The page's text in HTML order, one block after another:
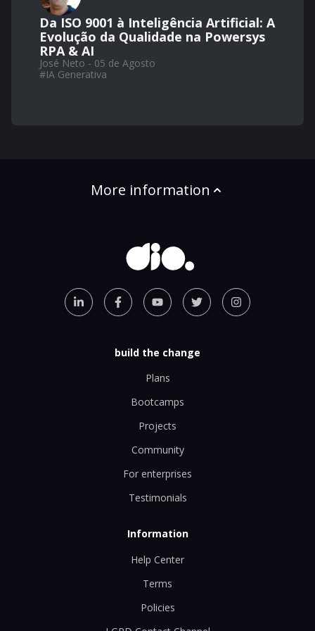
Da ISO 9001 à Inteligência Artificial: A
Evolução da Qualidade na Powersys
RPA & AI
José Neto - 05 de Agosto
#IA Generativa
More information
build the change
Plans
Bootcamps
Projects
Community
For enterprises
Testimonials
Information
Help Center
Terms
Policies